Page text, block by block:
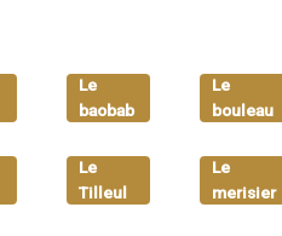
Le
baobab
Le
bouleau
Le
Tilleul
Le
merisier